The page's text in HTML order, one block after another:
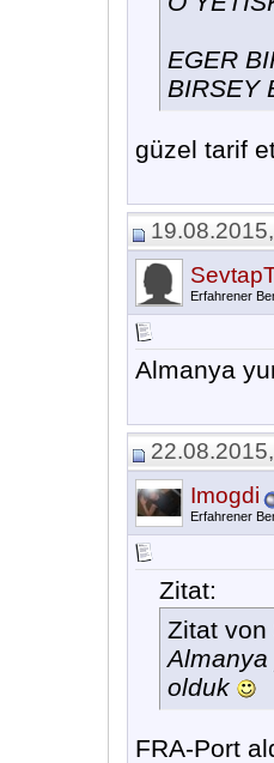
EGER
BIRSEY
güzel tarif
Erfahrener
Almanya
Imogdi
Erfahrener
Zitat:
Zitat von
olduk
FRA-Port